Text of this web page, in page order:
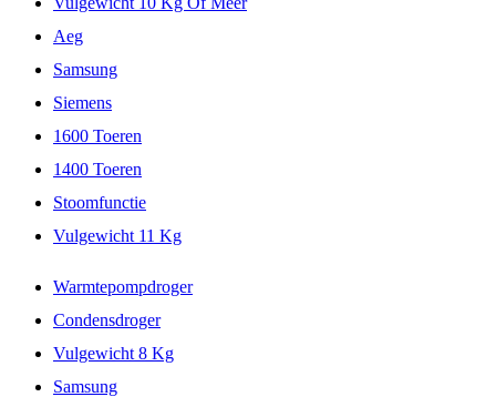
Aeg
Samsung
Siemens
1600 Toeren
1400 Toeren
Stoomfunctie
Vulgewicht 11 Kg
Warmtepompdroger
Condensdroger
Vulgewicht 8 Kg
Samsung